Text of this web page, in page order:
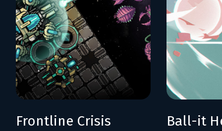
Frontline Crisis Ball-it